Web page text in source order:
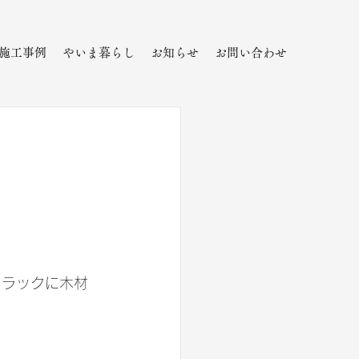
工事例 やいま暮らし お知らせ お問い合わせ